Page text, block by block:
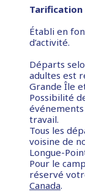
Tarification
Établi en
d’activité.
Départs
adultes est
Grande Île
Possibilité
événements
travail.
Tous les
voisine de
Longue-
Pour le
réservé
Canada.